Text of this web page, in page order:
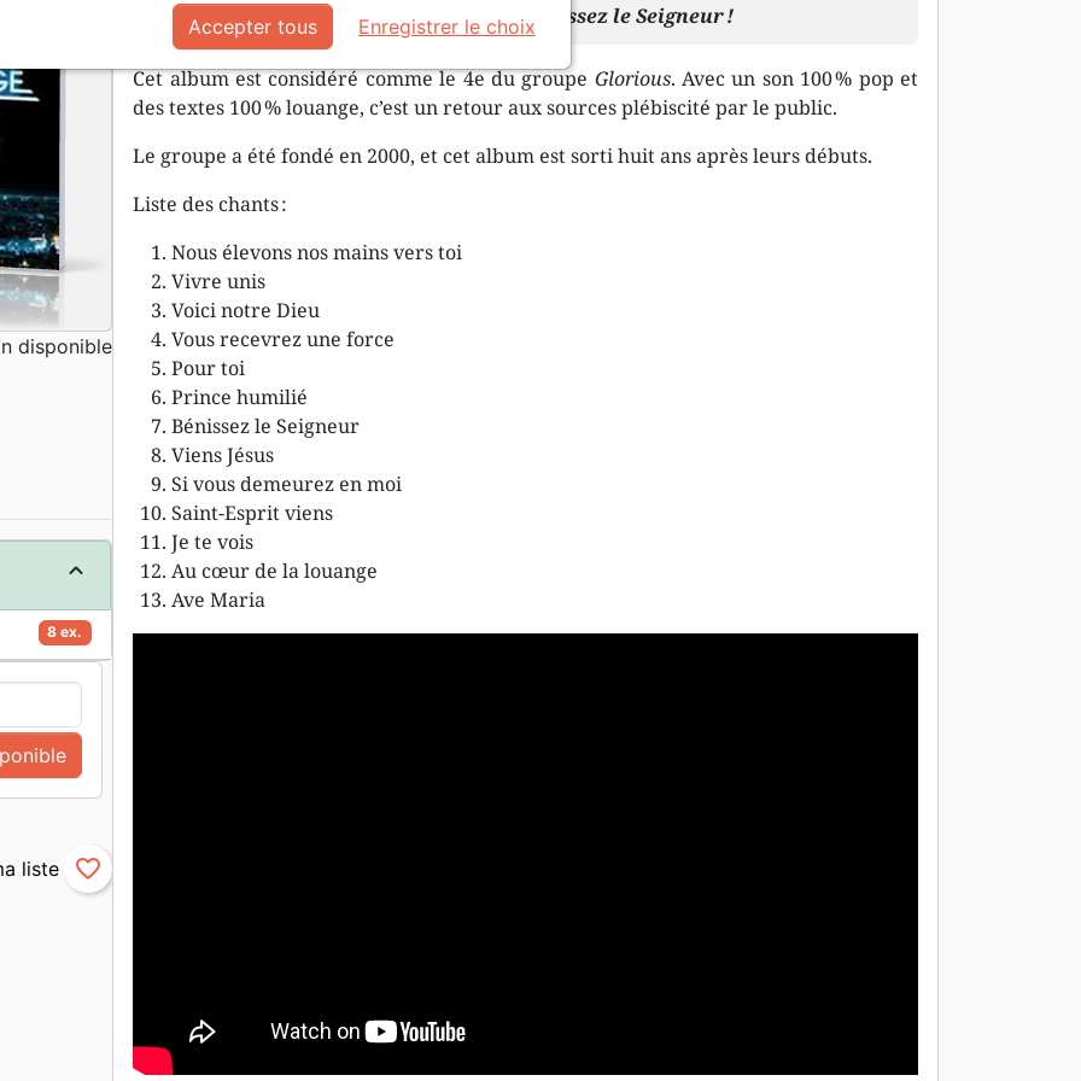
Vous les jeunes de la terre entière, bénissez le Seigneur !
Cet album est considéré comme le 4e du groupe Glorious. Avec un son 100 % pop et
des textes 100 % louange, c’est un retour aux sources plébiscité par le public.
Le groupe a été fondé en 2000, et cet album est sorti huit ans après leurs débuts.
Liste des chants :
Nous élevons nos mains vers toi
Vivre unis
Voici notre Dieu
Vous recevrez une force
Pour toi
Prince humilié
Bénissez le Seigneur
Viens Jésus
Si vous demeurez en moi
Saint-Esprit viens
Je te vois
Au cœur de la louange
Ave Maria
disponible
8 ex.
favorite_border
Accepter tous Enregistrer le choix